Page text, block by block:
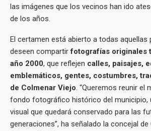
las imágenes que los vecinos han ido
de los años.
El certamen está abierto a todas aquellas
deseen compartirfotografías originales
año 2000, que reflejen calles, paisajes,
emblemáticos, gentes, costumbres,
de Colmenar Viejo. “Queremos reunir el
fondo fotográfico histórico del municipio,
visual que quedará conservado para las
generaciones”, ha señalado la concejal de